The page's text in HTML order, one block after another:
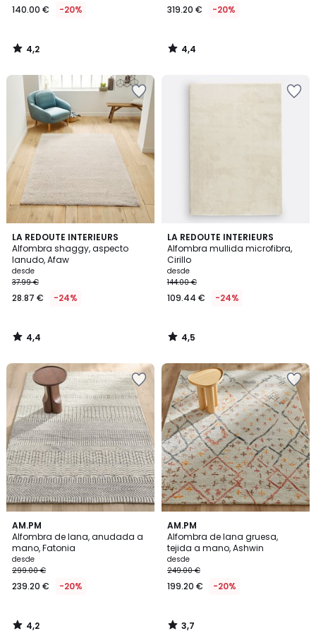
140.00 € -20%
4,2
/
319.20 € -20%
4,4
/
LA REDOUTE INTERIEURS
Alfombra shaggy, aspecto
lanudo, Afaw
desde
37.99 €
28.87 € -24%
4,4
/ 5
4,4
/
LA REDOUTE INTERIEURS
Alfombra mullida microfibra,
Cirillo
desde
144.00 €
109.44 € -24%
4,5
/ 5
4,5
/
AM.PM
Alfombra de lana, anudada a
mano, Fatonia
desde
299.00 €
239.20 € -20%
4,2
/ 5
4,2
/
AM.PM
Alfombra de lana gruesa,
tejida a mano, Ashwin
desde
249.00 €
199.20 € -20%
3,7
/ 5
3,7
/